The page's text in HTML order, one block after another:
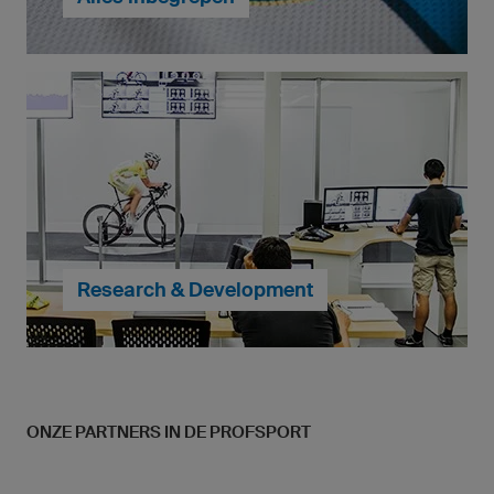
Bij owayo kun je geheel zelf je eigen sportkleding
ontwerpen. Meerkleurige logo's, wapens en zelfs
foto's zijn mogelijk - alles is al bij de prijs inbegrepen.
... verder naar MyDesign
Research & Development
We doen geen compromissen met betrekking tot de
ONZE PARTNERS IN DE PROFSPORT